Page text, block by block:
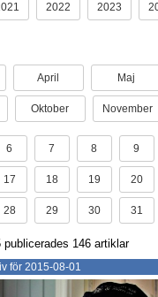
2022 2023
April Maj
Oktober November
6 7 8 9
17 18 19 20
28 29 30 31
publicerades 146 artiklar
för 2015-08-01